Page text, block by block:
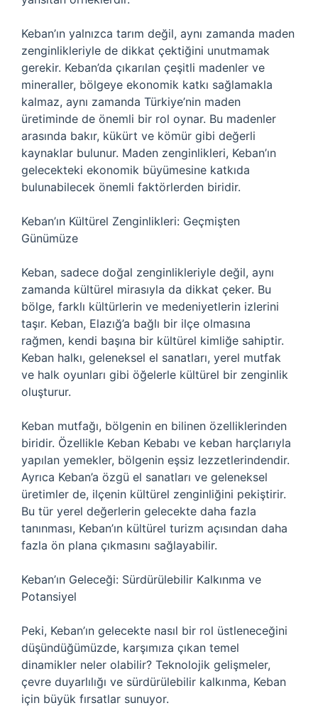
Keban’ın yalnızca tarım değil, aynı zamanda maden
zenginlikleriyle de dikkat çektiğini unutmamak
gerekir. Keban’da çıkarılan çeşitli madenler ve
mineraller, bölgeye ekonomik katkı sağlamakla
kalmaz, aynı zamanda Türkiye’nin maden
üretiminde de önemli bir rol oynar. Bu madenler
arasında bakır, kükürt ve kömür gibi değerli
kaynaklar bulunur. Maden zenginlikleri, Keban’ın
gelecekteki ekonomik büyümesine katkıda
bulunabilecek önemli faktörlerden biridir.
Keban’ın Kültürel Zenginlikleri: Geçmişten
Günümüze
Keban, sadece doğal zenginlikleriyle değil, aynı
zamanda kültürel mirasıyla da dikkat çeker. Bu
bölge, farklı kültürlerin ve medeniyetlerin izlerini
taşır. Keban, Elazığ’a bağlı bir ilçe olmasına
rağmen, kendi başına bir kültürel kimliğe sahiptir.
Keban halkı, geleneksel el sanatları, yerel mutfak
ve halk oyunları gibi öğelerle kültürel bir zenginlik
oluşturur.
Keban mutfağı, bölgenin en bilinen özelliklerinden
biridir. Özellikle Keban Kebabı ve keban harçlarıyla
yapılan yemekler, bölgenin eşsiz lezzetlerindendir.
Ayrıca Keban’a özgü el sanatları ve geleneksel
üretimler de, ilçenin kültürel zenginliğini pekiştirir.
Bu tür yerel değerlerin gelecekte daha fazla
tanınması, Keban’ın kültürel turizm açısından daha
fazla ön plana çıkmasını sağlayabilir.
Keban’ın Geleceği: Sürdürülebilir Kalkınma ve
Potansiyel
Peki, Keban’ın gelecekte nasıl bir rol üstleneceğini
düşündüğümüzde, karşımıza çıkan temel
dinamikler neler olabilir? Teknolojik gelişmeler,
çevre duyarlılığı ve sürdürülebilir kalkınma, Keban
için büyük fırsatlar sunuyor.